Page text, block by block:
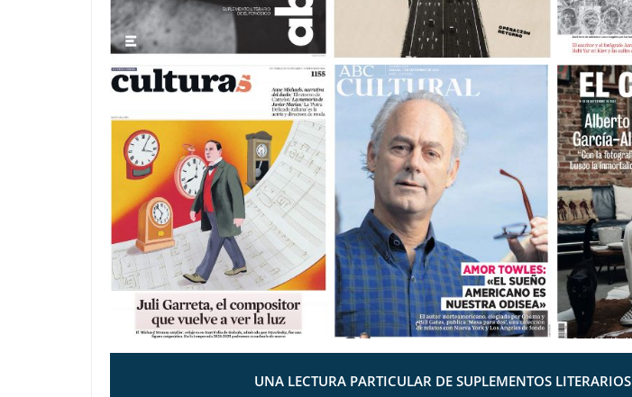
UNA LECTURA PARTICULAR DE SUPLEMENTOS LITERARIOS